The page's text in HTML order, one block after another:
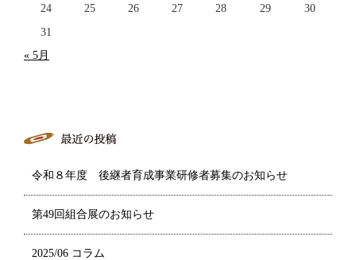
24
25 26 27 28 29
30
31
« 5月
令和８年度 後継者育成事業研修者募集のお知らせ
第49回組合展のお知らせ
2025/06 コラム